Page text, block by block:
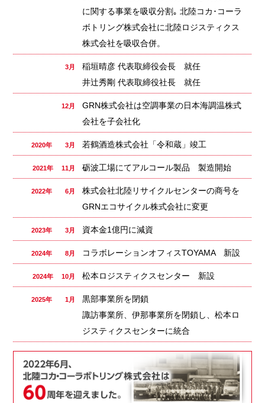
に関する事業を吸収分割｡ 北陸コカ･コーラ
ボトリング株式会社に北陸ロジスティクス
株式会社を吸収合併。
3月
稲垣晴彦 代表取締役会長 就任
井辻秀剛 代表取締役社長 就任
12月
GRN株式会社は空調事業の日本海調温株式
会社を子会社化
2020年 3月 若鶴酒造株式会社「令和蔵」竣工
2021年 11月 砺波工場にてアルコール製品 製造開始
2022年 6月
株式会社北陸リサイクルセンターの商号を
GRNエコサイクル株式会社に変更
2023年 3月 資本金1億円に減資
2024年 8月 コラボレーションオフィスTOYAMA 新設
2024年 10月 松本ロジスティクスセンター 新設
2025年 1月
黒部事業所を閉鎖
諏訪事業所、伊那事業所を閉鎖し、松本ロ
ジスティクスセンターに統合